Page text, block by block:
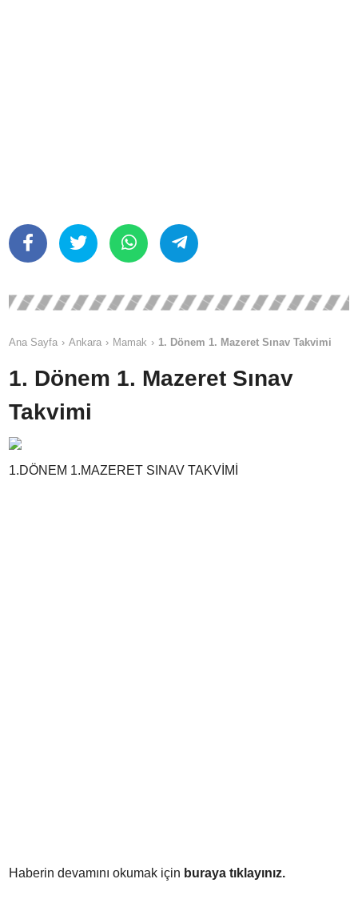
Ana Sayfa Ankara Mamak 1. Dönem 1. Mazeret Sınav Takvimi
1. Dönem 1. Mazeret Sınav
Takvimi
1.DÖNEM 1.MAZERET SINAV TAKVİMİ
Haberin devamını okumak için buraya tıklayınız.